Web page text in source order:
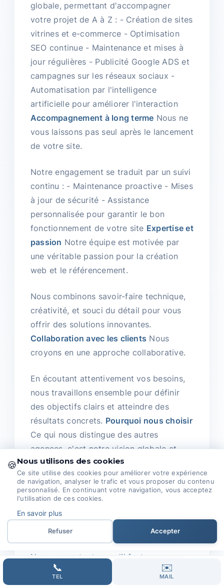
globale, permettant d'accompagner
votre projet de A à Z : - Création de sites
vitrines et e-commerce - Optimisation
SEO continue - Maintenance et mises à
jour régulières - Publicité Google ADS et
campagnes sur les réseaux sociaux -
Automatisation par l'intelligence
artificielle pour améliorer l'interaction
Accompagnement à long terme Nous ne
vous laissons pas seul après le lancement
de votre site.
Notre engagement se traduit par un suivi
continu : - Maintenance proactive - Mises
à jour de sécurité - Assistance
personnalisée pour garantir le bon
fonctionnement de votre site Expertise et
passion Notre équipe est motivée par
une véritable passion pour la création
web et le référencement.
Nous combinons savoir-faire technique,
créativité, et souci du détail pour vous
offrir des solutions innovantes.
Collaboration avec les clients Nous
croyons en une approche collaborative.
En écoutant attentivement vos besoins,
nous travaillons ensemble pour définir
des objectifs clairs et atteindre des
résultats concrets. Pourquoi nous choisir
Ce qui nous distingue des autres
agences, c'est notre vision globale et
notre engagement envers vous.
Nous ne nous contentons pas de
construire des sites ; nous construisons
des relations durables, basées sur la
confiance et l'efficacité.
Nous avons tout ce qu'il faut pour vous
accompagner dans cette aventure.
📞
TEL
✉️
MAIL
🍪Nous utilisons des cookies
Ce site utilise des cookies pour améliorer votre expérience
de navigation, analyser le trafic et vous proposer du contenu
personnalisé. En continuant votre navigation, vous acceptez
l'utilisation de ces cookies.
En savoir plus
Refuser Accepter